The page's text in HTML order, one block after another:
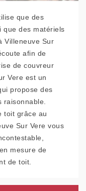
que des
que des matériels
Villeneuve Sur
afin de
de couvreur
Vere est un
propose des
toit grâce au
Sur Vere vous
mesure de
de toit.